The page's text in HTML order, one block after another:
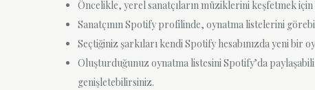
Öncelikle, yerel sanatçıların müziklerini keşfetmek
Sanatçının Spotify profilinde, oynatma listelerini
Seçtiğiniz şarkıları kendi Spotify hesabınızda yeni bir
Oluşturduğunuz oynatma listesini Spotify’da
genişletebilirsiniz.